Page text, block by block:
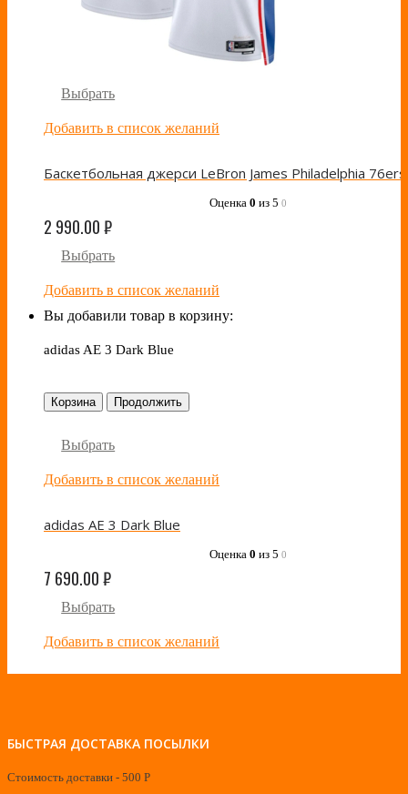
Выбрать
Добавить в список желаний
Оценка 0 из 5 0
2 990.00₽
Выбрать
Добавить в список желаний
Вы добавили товар в корзину:
adidas AE 3 Dark Blue
Корзина Продолжить
Выбрать
Добавить в список желаний
adidas AE 3 Dark Blue
Оценка 0 из 5 0
7 690.00₽
Выбрать
Добавить в список желаний
БЫСТРАЯ ДОСТАВКА ПОСЫЛКИ
Стоимость доставки - 500 Р